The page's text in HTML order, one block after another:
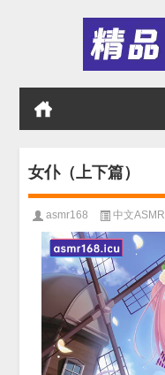
女仆（上下篇）
asmr168 中文ASMR